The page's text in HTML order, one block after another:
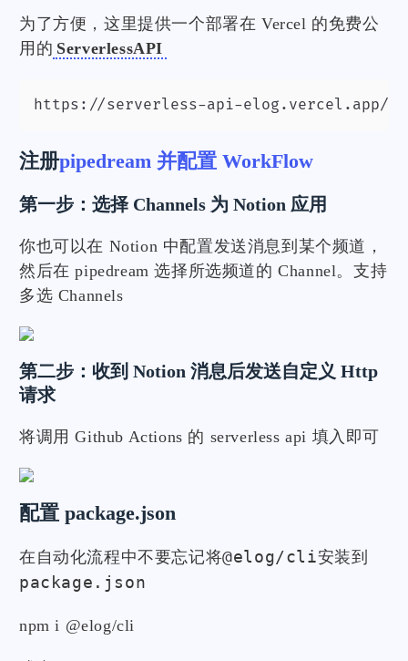
为了方便，这里提供一个部署在 Vercel 的免费公
用的 ServerlessAPI
https://serverless-api-elog.vercel.app/api/
注册pipedream 并配置 WorkFlow
第一步：选择 Channels 为 Notion 应用
你也可以在 Notion 中配置发送消息到某个频道，
然后在 pipedream 选择所选频道的 Channel。支持
多选 Channels
第二步：收到 Notion 消息后发送自定义 Http
请求
将调用 Github Actions 的 serverless api 填入即可
配置 package.json
在自动化流程中不要忘记将@elog/cli安装到
package.json
npm i @elog/cli